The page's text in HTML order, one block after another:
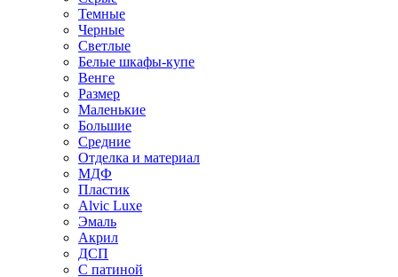
Темные
Черные
Светлые
Белые шкафы-купе
Венге
Размер
Маленькие
Большие
Средние
Отделка и материал
МДФ
Пластик
Alvic Luxe
Эмаль
Акрил
ДСП
С патиной